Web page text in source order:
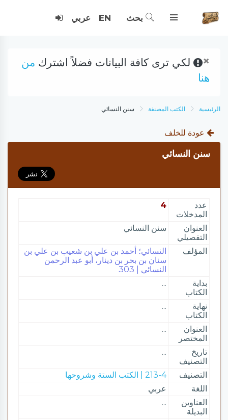
بحث EN عربي
× لكي ترى كافة البيانات فضلاً اشترك من
هنا
الرئيسية الكتب المصنفة سنن النسائي
عودة للخلف
سنن النسائي
عدد
المدخلات
4
العنوان
التفصيلي
سنن النسائي
المؤلف
النسائي؛ أحمد بن علي بن شعيب بن علي بن
سنان بن بحر بن دينار، أبو عبد الرحمن
النسائي | 303
بداية
الكتاب
...
نهاية
الكتاب
...
العنوان
المختصر
...
تاريخ
التصنيف
...
التصنيف
213-4 | الكتب الستة وشروحها
اللغة
عربي
العناوين
البديلة
...